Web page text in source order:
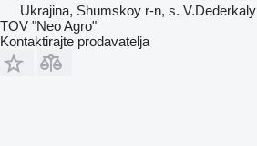
Ukrajina, Shumskoy r-n, s. V.Dederkaly
TOV "Neo Agro"
Kontaktirajte prodavatelja